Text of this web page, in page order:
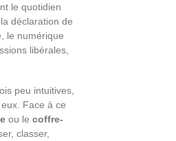
le quotidien
déclaration de
le numérique
libérales,
peu intuitives,
Face à ce
ou le coffre-
classer,